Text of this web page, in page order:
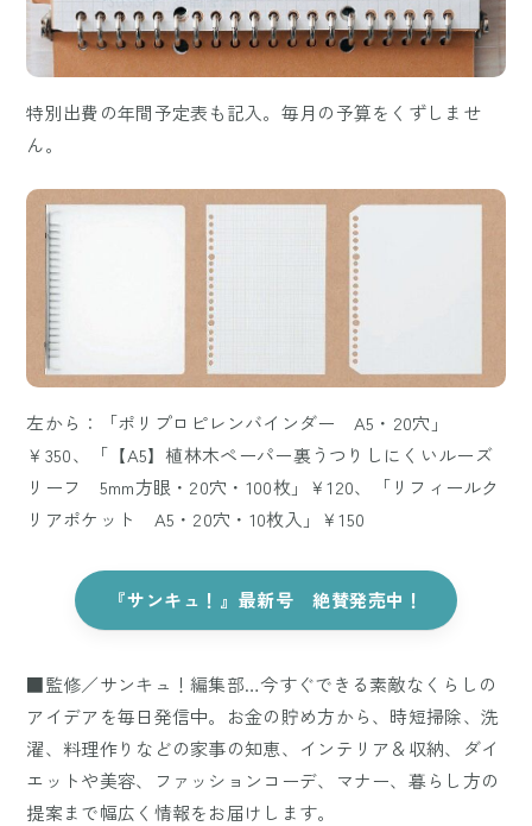
特別出費の年間予定表も記入。毎月の予算をくずしませ
ん。
左から：「ポリプロピレンバインダー A5・20穴」
￥350、「【A5】植林木ペーパー裏うつりしにくいルーズ
リーフ 5mm方眼・20穴・100枚」￥120、「リフィールク
リアポケット A5・20穴・10枚入」￥150
『サンキュ！』最新号 絶賛発売中！
■監修／サンキュ！編集部…今すぐできる素敵なくらしの
アイデアを毎日発信中。お金の貯め方から、時短掃除、洗
濯、料理作りなどの家事の知恵、インテリア＆収納、ダイ
エットや美容、ファッションコーデ、マナー、暮らし方の
提案まで幅広く情報をお届けします。